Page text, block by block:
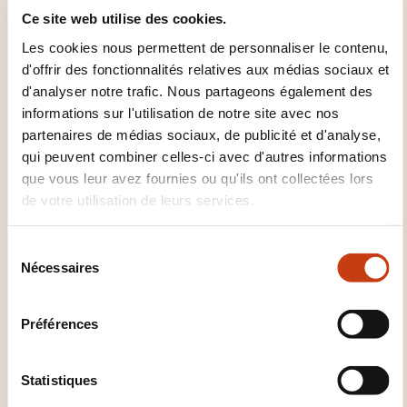
Ce site web utilise des cookies.
Les cookies nous permettent de personnaliser le contenu,
d'offrir des fonctionnalités relatives aux médias sociaux et
d'analyser notre trafic. Nous partageons également des
informations sur l'utilisation de notre site avec nos
partenaires de médias sociaux, de publicité et d'analyse,
qui peuvent combiner celles-ci avec d'autres informations
que vous leur avez fournies ou qu'ils ont collectées lors
de votre utilisation de leurs services.
Nécessaires
Préférences
Statistiques
Service formation
info@ifsb.lu
+352 26 59 56 201
En savoir plus sur l’organisme de
formation: Institut de Formation
Sectoriel du Bâtiment
CES FORMATIONS POURRAIENT